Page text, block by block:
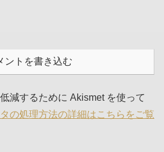
ントを書き込む
減するために Akismet を使って
の処理方法の詳細はこちらをご覧